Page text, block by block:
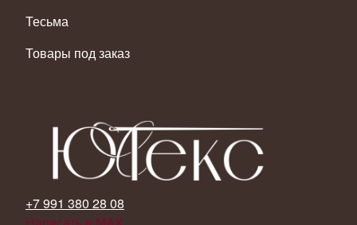
Тесьма
Товары под заказ
+7 991 380 28 08